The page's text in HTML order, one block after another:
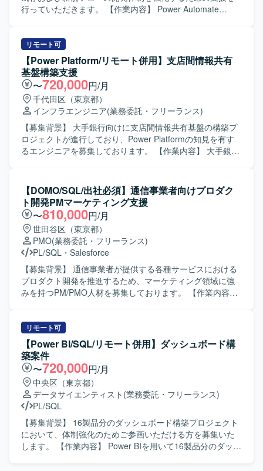
す。 【ポジションの魅力】 証券基幹システムという大規模
での開発経験を活かしつつ、証券業務知識やプロジェクト
マネジメントスキルを高めることができる環境です。顧客
折衝や案件管理などを通じて、技術力だけでなくビジネス
面でのスキルも磨いていただけます。 【開発環境】 Oracle
データベース上でのPL/SQL開発を中心に、UNIX環境での
C/C++およびCSHを用いた開発を行っております。フロン
ト・バッチなどの各種機能においてVB6.0およびVB.NETを
活用したシステム構成となっております。
行っていただきます。 【作業内容】 Power Automate
行いながら、自動化シナリオの設計・実装・単体テスト・
結合テストなどを実施いただきます。 【求める人物像】 顧
客と円滑にコミュニケーションを取りながら、自走して
RPA開発を推進できる方を求めています。 業務内容を正し
く理解し、改善提案をしながら品質の高い自動化フローを
構築できる方を想定しています。 【ポジションの魅力】 製
造業の現場業務に密接に関わるRPA開発を通じて、業務効
率化や生産性向上に直接貢献することができます。 基本設
計からテストまで幅広い工程を担当できるため、RPAエン
ジニアとしてのスキルを一貫して伸ばせる環境です。 【開
リモート可
【Power Platform/リモート併用】支店間情報共有
基盤構築支援
〜720,000円/月
千代田区（東京都）
インフラエンジニア(業務委託・フリーランス)
【募集背景】 大手銀行向けに支店間情報共有基盤の構築プ
ロジェクトが進行しており、Power Platformの知見を有す
るエンジニアを募集しております。 【作業内容】 大手銀行
ュリティ設計をご担当いただきます。過去に別ベンダーが
SharePointベースで実装した際に大量アクセスにより問題
が発生した経緯を踏まえ、安定した基盤設計と検証を行っ
ていただきます。 【求める人物像】 Power Platformに関す
る専門性を活かしつつ、顧客とコミュニケーションを取り
ながら要件や懸念点を整理し、自律的に設計や検証を進め
ていただける方を求めております。過去の失敗事例を踏ま
えて、リスクを考慮した提案や改善策を検討できる方が望
ましいです。 【ポジションの魅力】 大手銀行の情報共有基
盤構築に上流工程から関わることができ、Power Platform
に携わることで、実践的なアーキテクチャ設計スキルを高
めることができます。 【開発環境】 Power Platform（モデ
ル駆動型アプリケーション、Power Automate）を中心とし
た環境での設計および検証を行います。
【DOMO/SQL/出社必須】通信事業者向けプロダク
ト開発PMマーケティング支援
〜810,000円/月
世田谷区（東京都）
PMO(業務委託・フリーランス)
PL/SQL ・ Salesforce
【募集背景】 通信事業者が提供する各種サービスにおける
プロダクト開発を推進するため、マーケティング領域に強
みを持つPM/PMO人材を募集しております。 【作業内容】
ジェクト推進をご担当いただきます。主担当としてマーケ
ティング寄りのデータ分析業務に携わっていただき、各種
データを用いた施策検討や意思決定の支援を行っていただ
きます。 【求める人物像】 マーケティング領域のデータ分
析に主体的に取り組み、関係者と円滑にコミュニケーショ
ンを取りながらプロジェクトを推進できる方を求めており
ます。英語を用いたコミュニケーションにも前向きに取り
組み、ビジネス観点と技術観点の両面から価値提供いただ
ける方が望ましいです。 【ポジションの魅力】 大規模な通
信事業者向けサービス開発にPM/PMOとして関わること
で、マーケティングデータ分析とプロダクト開発の両面で
リモート可
【Power BI/SQL/リモート併用】ダッシュボード構
築案件
〜720,000円/月
中央区（東京都）
データサイエンティスト (業務委託・フリーランス)
PL/SQL
【募集背景】 16製品分のダッシュボード構築プロジェクト
において、体制強化のためご参画いただける方を募集いた
します。 【作業内容】 Power BIを用いて16製品分のダッシ